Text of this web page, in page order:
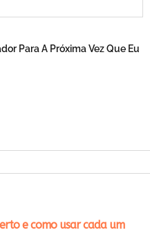
Para A Próxima Vez Que Eu
e como usar cada um